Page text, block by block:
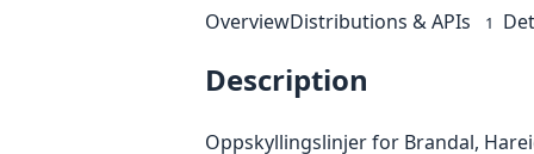
OverviewDistributions & APIs 1
Description
Oppskyllingslinjer for Brandal,